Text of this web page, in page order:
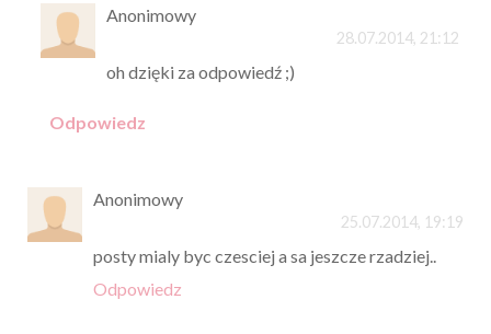
Anonimowy
28.07.2014, 21:12
oh dzięki za odpowiedź ;)
Odpowiedz
Anonimowy
25.07.2014, 19:19
posty mialy byc czesciej a sa jeszcze rzadziej..
Odpowiedz